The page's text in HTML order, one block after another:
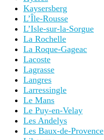
Kaysersberg
L’Île-Rousse
L’Isle-sur-la-Sorgue
La Rochelle
La Roque-Gageac
Lacoste
Lagrasse
Langres
Larressingle
Le Mans
Le Puy-en-Velay
Les Andelys
Les Baux-de-Provence